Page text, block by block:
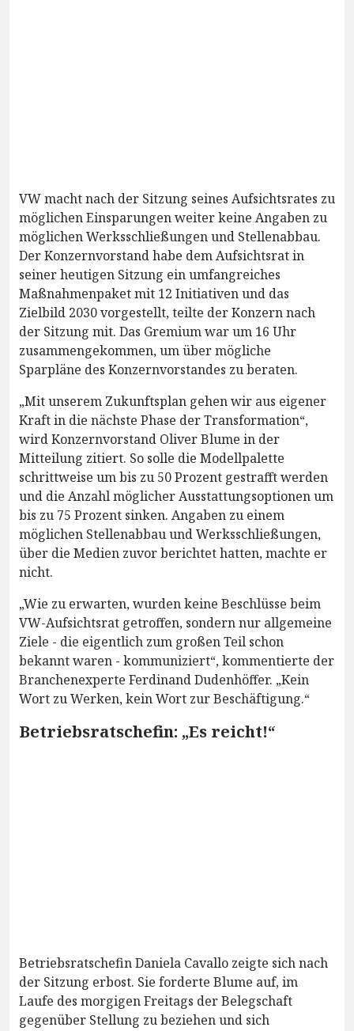
VW macht nach der Sitzung seines Aufsichtsrates zu
möglichen Einsparungen weiter keine Angaben zu
möglichen Werksschließungen und Stellenabbau.
Der Konzernvorstand habe dem Aufsichtsrat in
seiner heutigen Sitzung ein umfangreiches
Maßnahmenpaket mit 12 Initiativen und das
Zielbild 2030 vorgestellt, teilte der Konzern nach
der Sitzung mit. Das Gremium war um 16 Uhr
zusammengekommen, um über mögliche
Sparpläne des Konzernvorstandes zu beraten.
„Mit unserem Zukunftsplan gehen wir aus eigener
Kraft in die nächste Phase der Transformation“,
wird Konzernvorstand Oliver Blume in der
Mitteilung zitiert. So solle die Modellpalette
schrittweise um bis zu 50 Prozent gestrafft werden
und die Anzahl möglicher Ausstattungsoptionen um
bis zu 75 Prozent sinken. Angaben zu einem
möglichen Stellenabbau und Werksschließungen,
über die Medien zuvor berichtet hatten, machte er
nicht.
„Wie zu erwarten, wurden keine Beschlüsse beim
VW-Aufsichtsrat getroffen, sondern nur allgemeine
Ziele - die eigentlich zum großen Teil schon
bekannt waren - kommuniziert“, kommentierte der
Branchenexperte Ferdinand Dudenhöffer. „Kein
Wort zu Werken, kein Wort zur Beschäftigung.“
Betriebsratschefin: „Es reicht!“
Betriebsratschefin Daniela Cavallo zeigte sich nach
der Sitzung erbost. Sie forderte Blume auf, im
Laufe des morgigen Freitags der Belegschaft
gegenüber Stellung zu beziehen und sich